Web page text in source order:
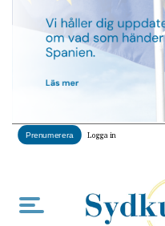
Prenumerera Logga in